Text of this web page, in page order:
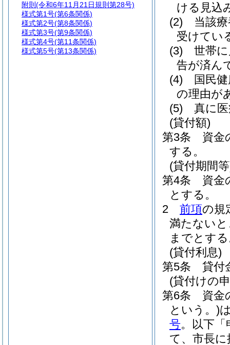
ける見込
(2)
当該
受けてい
(3)
世帯
告が済ん
(4)
国民
の理由が
(5)
真に
(貸付額)
第3条
資金
する。
(貸付期間
第4条
資金
とする。
2
前項の規
満たない
までとす
(貸付利息)
第5条
貸付
(貸付けの
第6条
資金
という。)
号。以下
て、市長
附則 (令和6年11月21日規則第28号)
様式第1号(第6条関係)
様式第2号(第8条関係)
様式第3号(第9条関係)
様式第4号(第11条関係)
様式第5号(第13条関係)